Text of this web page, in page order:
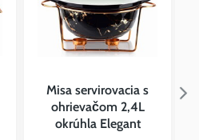
Misa servirovacia s
ohrievačom 2,4L
okrúhla Elegant